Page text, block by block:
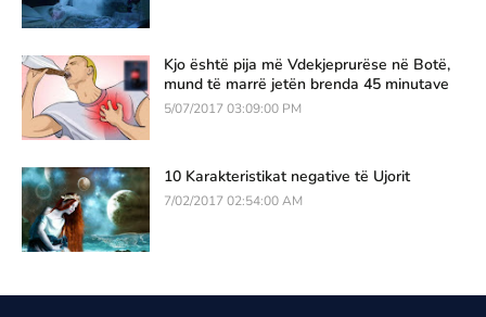
Kjo është pija më Vdekjeprurëse në Botë,
mund të marrë jetën brenda 45 minutave
5/07/2017 03:09:00 PM
10 Karakteristikat negative të Ujorit
7/02/2017 02:54:00 AM